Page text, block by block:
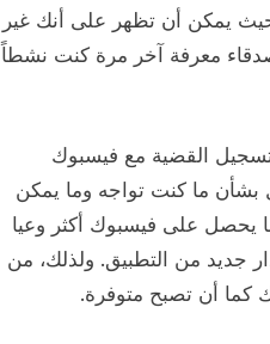
حيث يمكن أن تظهر على أنك غير
معرفة آخر مرة كنت نشطاً
تسجيل القضية مع فيسبوك
ما كنت تواجه وما يمكن
يحصل على فيسبوك أكثر وعيا
جديد من التطبيق. ولذلك، من
كما أن تصبح متوفرة.